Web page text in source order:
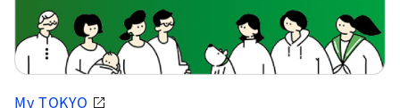
My TOKYO